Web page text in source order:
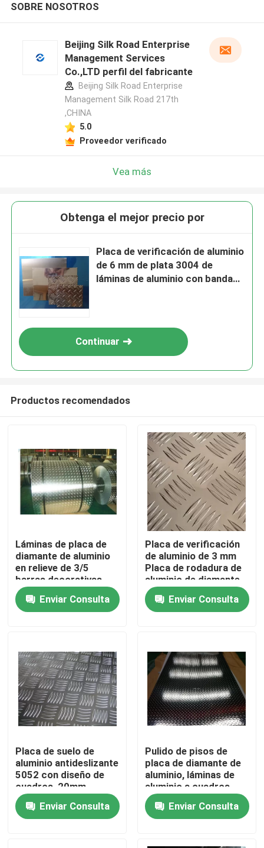
Hogar
Videos
VR Show
Sobre nosotros
Viaje de la fábrica
SOBRE NOSOTROS
Beijing Silk Road Enterprise
Management Services
Co.,LTD perfil del fabricante
Beijing Silk Road Enterprise
Management Silk Road 217th
,CHINA
5.0
Proveedor verificado
Vea más
Obtenga el mejor precio por
Placa de verificación de aluminio
de 6 mm de plata 3004 de
láminas de aluminio con banda
Continuar
Productos recomendados
Láminas de placa de
diamante de aluminio
en relieve de 3/5
barras decorativas
para construcción
Enviar Consulta
Placa de verificación
de aluminio de 3 mm
Placa de rodadura de
aluminio de diamante
Patrón de cinco
barrasEnviar Consulta
Placa de suelo de
aluminio antideslizante
5052 con diseño de
cuadros, 20mm-
2000mm de ancho
Enviar Consulta
Pulido de pisos de
placa de diamante de
aluminio, láminas de
aluminio a cuadros
Enviar Consulta